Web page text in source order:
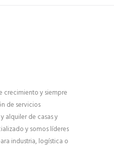
crecimiento y siempre
de servicios
alquiler de casas y
y somos líderes
industria, logística o